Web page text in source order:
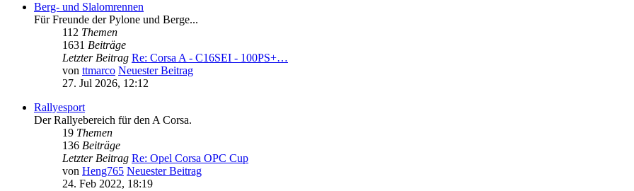
Berg- und Slalomrennen
Für Freunde der Pylone und Berge...
112 Themen
1631 Beiträge
Letzter Beitrag Re: Corsa A - C16SEI - 100PS+…
von ttmarco Neuester Beitrag
27. Jul 2026, 12:12
Rallyesport
Der Rallyebereich für den A Corsa.
19 Themen
136 Beiträge
Letzter Beitrag Re: Opel Corsa OPC Cup
von Heng765 Neuester Beitrag
24. Feb 2022, 18:19